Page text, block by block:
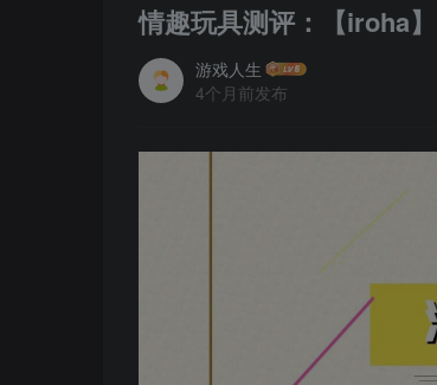
情趣玩具测评：【iroha
游戏人生
4个月前发布